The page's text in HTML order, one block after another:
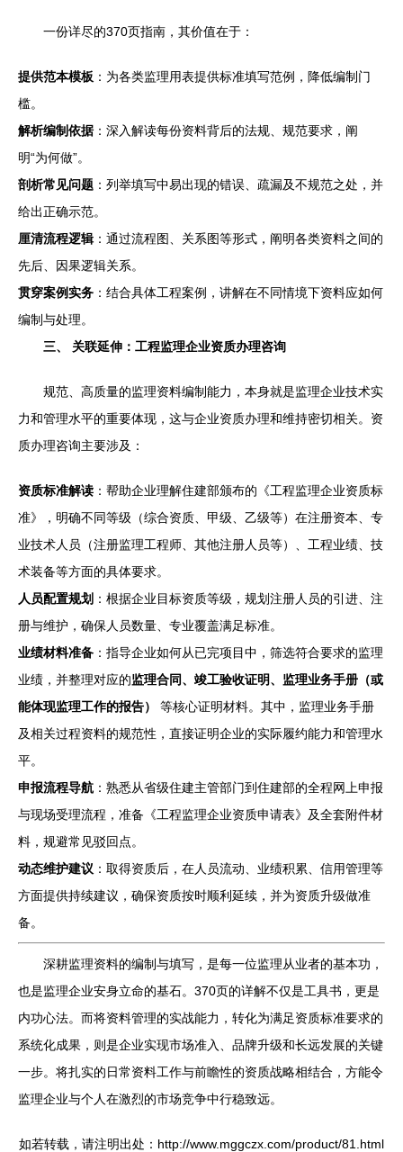
一份详尽的370页指南，其价值在于：
提供范本模板 ：为各类监理用表提供标准填写范例，降低编制门
槛。
解析编制依据：深入解读每份资料背后的法规、规范要求，阐
明“为何做”。
剖析常见问题 ：列举填写中易出现的错误、疏漏及不规范之处，并
给出正确示范。
厘清流程逻辑 ：通过流程图、关系图等形式，阐明各类资料之间的
先后、因果逻辑关系。
贯穿案例实务 ：结合具体工程案例，讲解在不同情境下资料应如何
编制与处理。
三、 关联延伸：工程监理企业资质办理咨询
规范、高质量的监理资料编制能力，本身就是监理企业技术实
力和管理水平的重要体现，这与企业资质办理和维持密切相关。资
质办理咨询主要涉及：
资质标准解读 ：帮助企业理解住建部颁布的《工程监理企业资质标
准》，明确不同等级（综合资质、甲级、乙级等）在注册资本、专
业技术人员（注册监理工程师、其他注册人员等）、工程业绩、技
术装备等方面的具体要求。
人员配置规划 ：根据企业目标资质等级，规划注册人员的引进、注
册与维护，确保人员数量、专业覆盖满足标准。
业绩材料准备 ：指导企业如何从已完项目中，筛选符合要求的监理
业绩，并整理对应的监理合同、竣工验收证明、监理业务手册（或
能体现监理工作的报告）
等核心证明材料。其中，监理业务手册
及相关过程资料的规范性，直接证明企业的实际履约能力和管理水
平。
申报流程导航 ：熟悉从省级住建主管部门到住建部的全程网上申报
与现场受理流程，准备《工程监理企业资质申请表》及全套附件材
料，规避常见驳回点。
动态维护建议 ：取得资质后，在人员流动、业绩积累、信用管理等
方面提供持续建议，确保资质按时顺利延续，并为资质升级做准
备。
深耕监理资料的编制与填写，是每一位监理从业者的基本功，
也是监理企业安身立命的基石。370页的详解不仅是工具书，更是
内功心法。而将资料管理的实战能力，转化为满足资质标准要求的
系统化成果，则是企业实现市场准入、品牌升级和长远发展的关键
一步。将扎实的日常资料工作与前瞻性的资质战略相结合，方能令
监理企业与个人在激烈的市场竞争中行稳致远。
如若转载，请注明出处：http://www.mggczx.com/product/81.html